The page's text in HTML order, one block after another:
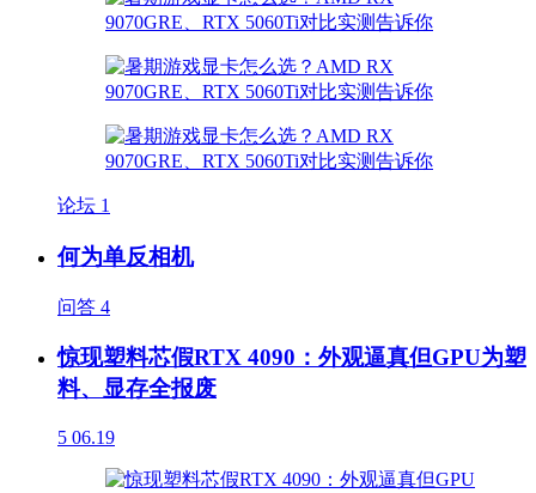
论坛 1
何为单反相机
问答 4
惊现塑料芯假RTX 4090：外观逼真但GPU为塑
料、显存全报废
5 06.19